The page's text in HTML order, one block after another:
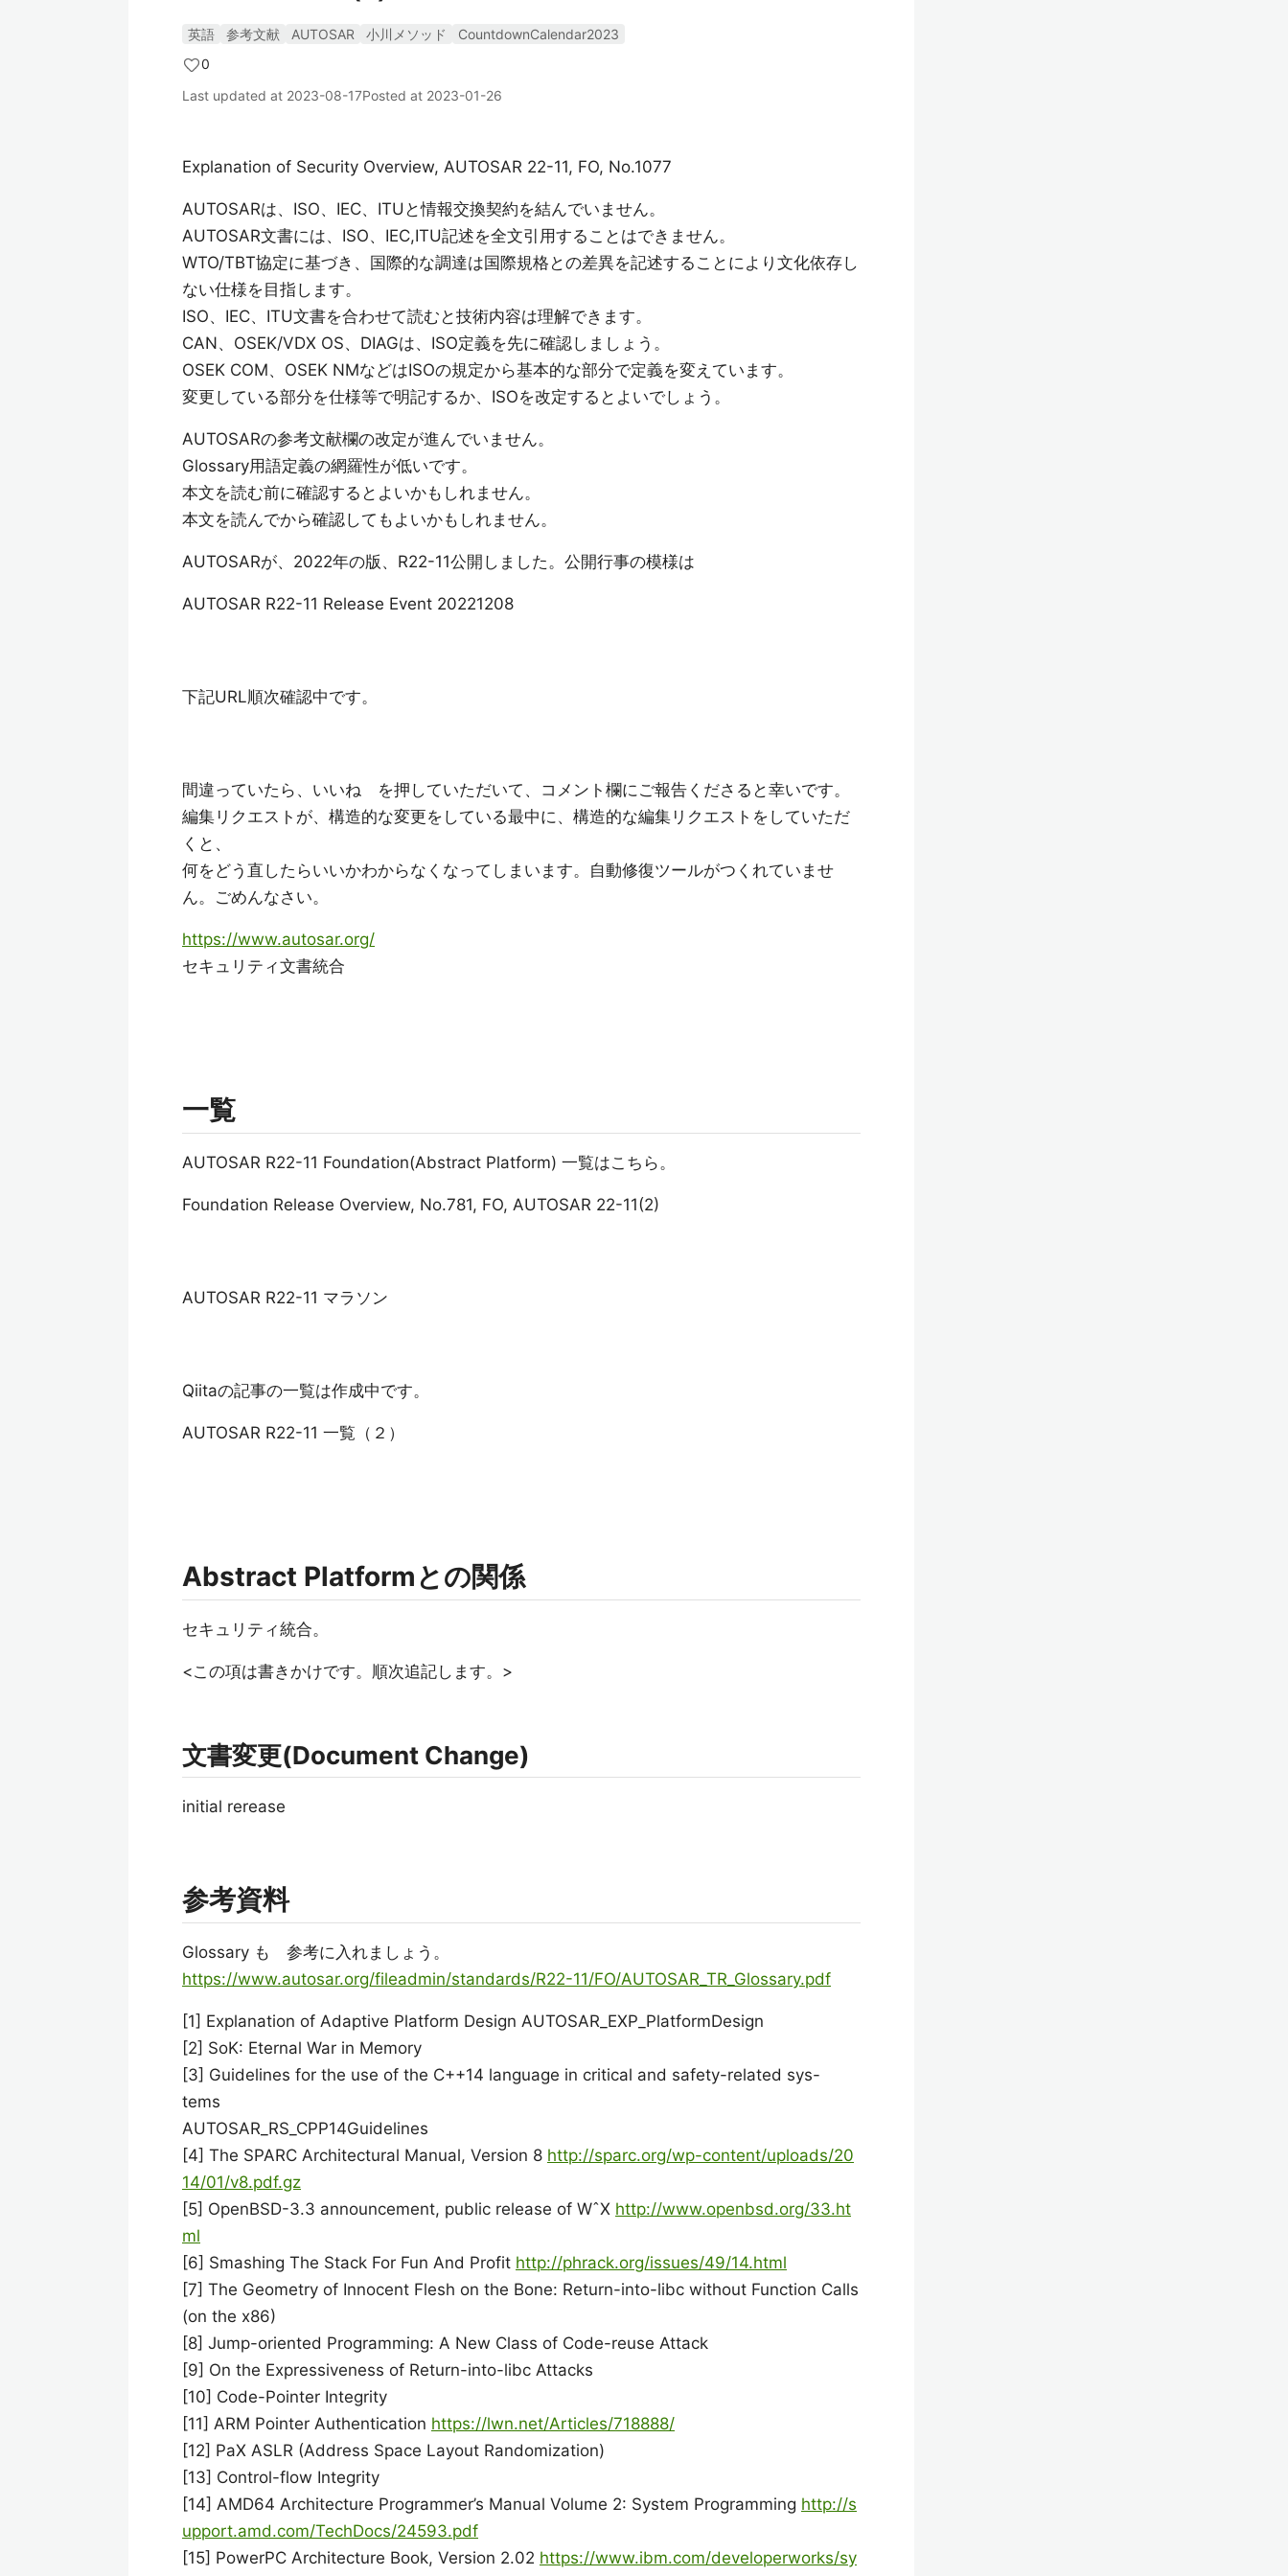
英語 参考文献 AUTOSAR 小川メソッド
CountdownCalendar2023
0
Last updated at 2023-08-17Posted at 2023-01-26
Explanation of Security Overview, AUTOSAR 22-11, FO, No.1077
AUTOSARは、ISO、IEC、ITUと情報交換契約を結んでいません。
AUTOSAR文書には、ISO、IEC,ITU記述を全文引用することはできません。
WTO/TBT協定に基づき、国際的な調達は国際規格との差異を記述することにより文化依存し
ない仕様を目指します。
ISO、IEC、ITU文書を合わせて読むと技術内容は理解できます。
CAN、OSEK/VDX OS、DIAGは、ISO定義を先に確認しましょう。
OSEK COM、OSEK NMなどはISOの規定から基本的な部分で定義を変えています。
変更している部分を仕様等で明記するか、ISOを改定するとよいでしょう。
AUTOSARの参考文献欄の改定が進んでいません。
Glossary用語定義の網羅性が低いです。
本文を読む前に確認するとよいかもしれません。
本文を読んでから確認してもよいかもしれません。
AUTOSARが、2022年の版、R22-11公開しました。公開行事の模様は
AUTOSAR R22-11 Release Event 20221208
下記URL順次確認中です。
間違っていたら、いいね を押していただいて、コメント欄にご報告くださると幸いです。
編集リクエストが、構造的な変更をしている最中に、構造的な編集リクエストをしていただ
くと、
何をどう直したらいいかわからなくなってしまいます。自動修復ツールがつくれていませ
ん。ごめんなさい。
https://www.autosar.org/
セキュリティ文書統合
一覧
AUTOSAR R22-11 Foundation(Abstract Platform) 一覧はこちら。
Foundation Release Overview, No.781, FO, AUTOSAR 22-11(2)
AUTOSAR R22-11 マラソン
Qiitaの記事の一覧は作成中です。
AUTOSAR R22-11 一覧（２）
Abstract Platformとの関係
セキュリティ統合。
<この項は書きかけです。順次追記します。>
文書変更(Document Change)
initial rerease
参考資料
Glossary も 参考に入れましょう。
https://www.autosar.org/fileadmin/standards/R22-11/FO/AUTOSAR_TR_Glossary.pdf
[1] Explanation of Adaptive Platform Design AUTOSAR_EXP_PlatformDesign
[2] SoK: Eternal War in Memory
[3] Guidelines for the use of the C++14 language in critical and safety-related sys-
tems
AUTOSAR_RS_CPP14Guidelines
[4] The SPARC Architectural Manual, Version 8 http://sparc.org/wp-content/uploads/20
14/01/v8.pdf.gz
[5] OpenBSD-3.3 announcement, public release of WˆX http://www.openbsd.org/33.ht
ml
[6] Smashing The Stack For Fun And Profit http://phrack.org/issues/49/14.html
[7] The Geometry of Innocent Flesh on the Bone: Return-into-libc without Function Calls
(on the x86)
[8] Jump-oriented Programming: A New Class of Code-reuse Attack
[9] On the Expressiveness of Return-into-libc Attacks
[10] Code-Pointer Integrity
[11] ARM Pointer Authentication https://lwn.net/Articles/718888/
[12] PaX ASLR (Address Space Layout Randomization)
[13] Control-flow Integrity
[14] AMD64 Architecture Programmer’s Manual Volume 2: System Programming http://s
upport.amd.com/TechDocs/24593.pdf
[15] PowerPC Architecture Book, Version 2.02 https://www.ibm.com/developerworks/sy